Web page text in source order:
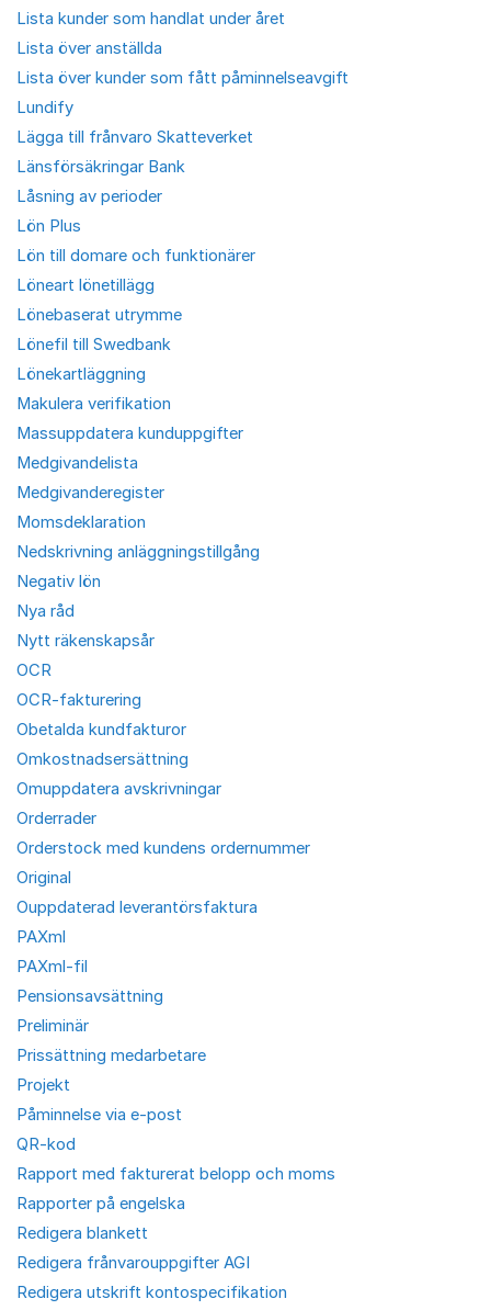
Lista kunder som handlat under året
Lista över anställda
Lista över kunder som fått påminnelseavgift
Lundify
Lägga till frånvaro Skatteverket
Länsförsäkringar Bank
Låsning av perioder
Lön Plus
Lön till domare och funktionärer
Löneart lönetillägg
Lönebaserat utrymme
Lönefil till Swedbank
Lönekartläggning
Makulera verifikation
Massuppdatera kunduppgifter
Medgivandelista
Medgivanderegister
Momsdeklaration
Nedskrivning anläggningstillgång
Negativ lön
Nya råd
Nytt räkenskapsår
OCR
OCR-fakturering
Obetalda kundfakturor
Omkostnadsersättning
Omuppdatera avskrivningar
Orderrader
Orderstock med kundens ordernummer
Original
Ouppdaterad leverantörsfaktura
PAXml
PAXml-fil
Pensionsavsättning
Preliminär
Prissättning medarbetare
Projekt
Påminnelse via e-post
QR-kod
Rapport med fakturerat belopp och moms
Rapporter på engelska
Redigera blankett
Redigera frånvarouppgifter AGI
Redigera utskrift kontospecifikation